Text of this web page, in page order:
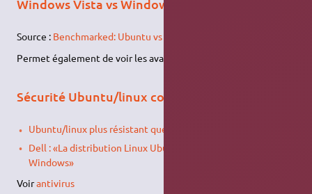
Windows Vista vs Windows 7
Source : Benchmarked: Ubuntu vs Vista vs Windows 7
Permet également de voir les avantages de l'ext4.
Sécurité Ubuntu/linux contre windows et mac
Ubuntu/linux plus résistant que Mac OS ou Vista
Dell : «La distribution Linux Ubuntu est plus sûre que
Windows»
Voirantivirus